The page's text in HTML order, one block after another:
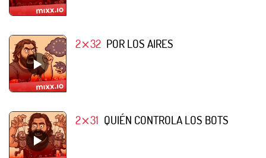
2⨯32 POR LOS AIRES
2⨯31 QUIÉN CONTROLA LOS BOTS